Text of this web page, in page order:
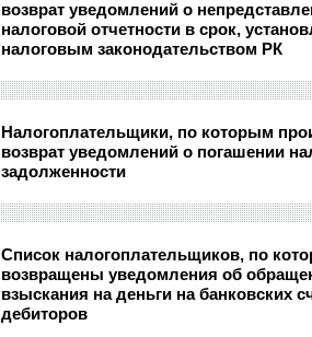
возврат уведомлений о
налоговой отчетности в срок,
налоговым законодательством РК
Налогоплательщики, по которым
возврат уведомлений о погашении
задолженности
Список налогоплательщиков, по
возвращены уведомления об
взыскания на деньги на банковских
дебиторов